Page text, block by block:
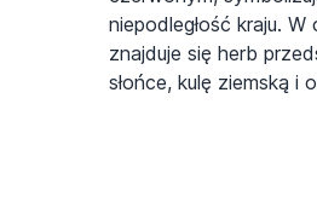
niepodległość kraju.
znajduje się herb
słońce, kulę ziemską i